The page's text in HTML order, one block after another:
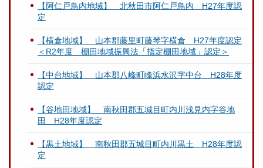
【阿仁戸鳥内地域】 北秋田市阿仁戸鳥内 H27年度認
定
【横倉地域】 山本郡藤里町藤琴字横倉 H27年度認定
＜R2年度 棚田地域振興法「指定棚田地域」認定＞
【中台地域】 山本郡八峰町峰浜水沢字中台 H28年度
認定
【谷地田地域】 南秋田郡五城目町内川浅見内字谷地
田 H28年度認定
【黒土地域】 南秋田郡五城目町内川黒土 H28年度認
定